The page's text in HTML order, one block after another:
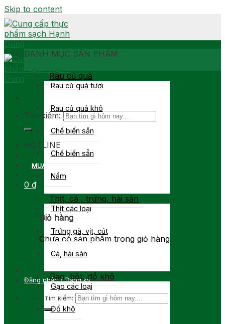
Skip to content
Tìm kiếm:
HOTLINE
MUA SỈ
0 ₫
Giỏ hàng
Chưa có sản phẩm trong giỏ hàng.
Đăng nhập / Đăng ký
Tìm kiếm:
DANH MỤC SẢN PHẨM
Rau củ quả
Rau củ quả tươi
Rau củ quả khô
Chế biến sẵn
Chế biến sẵn
Nấm
Thịt, cá , trứng, hải sản
Thịt các loại
Trứng gà, vịt, cút
Cá, hải sản
Gạo, bột, đồ khô
Gạo các loại
Đồ khô